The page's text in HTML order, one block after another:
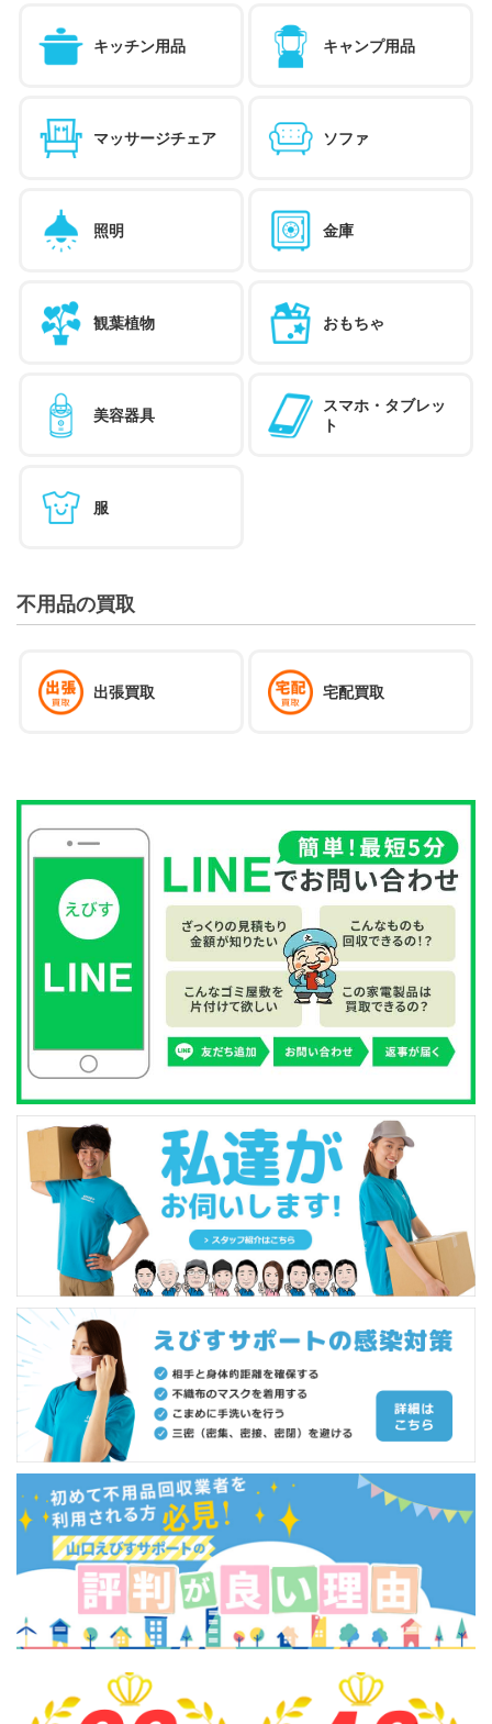
キッチン用品 キャンプ用品
マッサージチェア ソファ
照明 金庫
観葉植物 おもちゃ
美容器具
スマホ・タブレッ
ト
服
不用品の買取
出張買取 宅配買取